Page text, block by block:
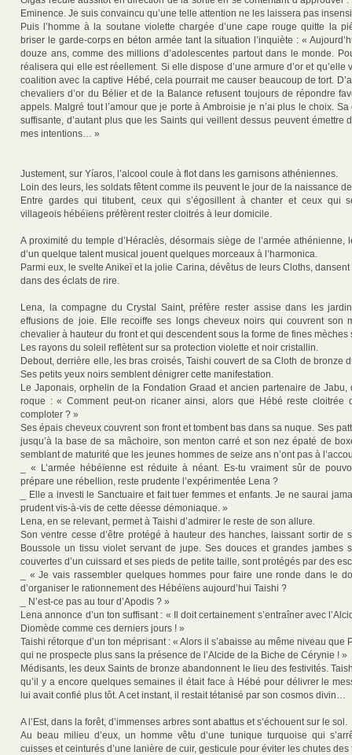
Eminence. Je suis convaincu qu’une telle attention ne les laissera pas
Puis l’homme à la soutane violette chargée d’une cape rouge quitte la
briser le garde-corps en béton armée tant la situation l’inquiète : «
douze ans, comme des millions d’adolescentes partout dans le monde.
réalisera qui elle est réellement. Si elle dispose d’une armure d’or et qu’elle
coalition avec la captive Hébé, cela pourrait me causer beaucoup de tort.
chevaliers d’or du Bélier et de la Balance refusent toujours de répondre
appels. Malgré tout l’amour que je porte à Ambroisie je n’ai plus le choix. Sa
suffisante, d’autant plus que les Saints qui veillent dessus peuvent émettre
mes intentions… »
Justement, sur Yíaros, l’alcool coule à flot dans les garnisons athéniennes.
Loin des leurs, les soldats fêtent comme ils peuvent le jour de la naissance
Entre gardes qui titubent, ceux qui s’égosillent à chanter et ceux qui
villageois hébéïens préfèrent rester cloitrés à leur domicile.
A proximité du temple d’Héraclès, désormais siège de l’armée athénienne,
d’un quelque talent musical jouent quelques morceaux à l’harmonica.
Parmi eux, le svelte Anikeï et la jolie Carina, dévêtus de leurs Cloths,
dans des éclats de rire.
Lena, la compagne du Crystal Saint, préfère rester assise dans les
effusions de joie. Elle recoiffe ses longs cheveux noirs qui couvrent son
chevalier à hauteur du front et qui descendent sous la forme de fines mèches
Les rayons du soleil reflètent sur sa protection violette et noir cristallin.
Debout, derrière elle, les bras croisés, Taishi couvert de sa Cloth de bronze
Ses petits yeux noirs semblent dénigrer cette manifestation.
Le Japonais, orphelin de la Fondation Graad et ancien partenaire de Jabu,
roque : « Comment peut-on ricaner ainsi, alors que Hébé reste cloitrée
comploter ? »
Ses épais cheveux couvrent son front et tombent bas dans sa nuque. Ses
jusqu’à la base de sa mâchoire, son menton carré et son nez épaté de
semblant de maturité que les jeunes hommes de seize ans n’ont pas à
_ « L’armée hébéïenne est réduite à néant. Es-tu vraiment sûr de
prépare une rébellion, reste prudente l’expérimentée Lena ?
_ Elle a investi le Sanctuaire et fait tuer femmes et enfants. Je ne saurai
prudent vis-à-vis de cette déesse démoniaque. »
Lena, en se relevant, permet à Taishi d’admirer le reste de son allure.
Son ventre cesse d’être protégé à hauteur des hanches, laissant sortir de
Boussole un tissu violet servant de jupe. Ses douces et grandes jambes
couvertes d’un cuissard et ses pieds de petite taille, sont protégés par des
_ « Je vais rassembler quelques hommes pour faire une ronde dans le
d’organiser le rationnement des Hébéïens aujourd’hui Taishi ?
_ N’est-ce pas au tour d’Apodis ? »
Lena annonce d’un ton suffisant : « Il doit certainement s’entraîner avec
Diomède comme ces derniers jours ! »
Taishi rétorque d’un ton méprisant : « Alors il s’abaisse au même niveau que
qui ne prospecte plus sans la présence de l’Alcide de la Biche de Cérynie ! »
Médisants, les deux Saints de bronze abandonnent le lieu des festivités.
qu’il y a encore quelques semaines il était face à Hébé pour délivrer le
lui avait confié plus tôt. A cet instant, il restait tétanisé par son cosmos divin…
A l’Est, dans la forêt, d’immenses arbres sont abattus et s’échouent sur le sol.
Au beau milieu d’eux, un homme vêtu d’une tunique turquoise qui
cuisses et ceinturés d’une lanière de cuir, gesticule pour éviter les chutes des